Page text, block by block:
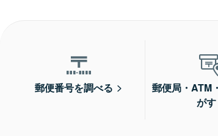
郵便番号を調べる
郵便局・ATM
がす